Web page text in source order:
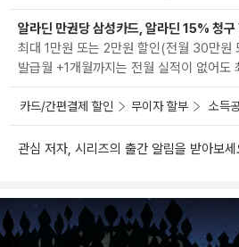
알라딘 만권당 삼성카드, 알라딘 15% 청구
최대 1만원 또는 2만원 할인(전월 30만
발급월 +1개월까지는 전월 실적이 없어도
카드/간편결제 할인 무이자 할부 소득
관심 저자, 시리즈의 출간 알림을 받아보세